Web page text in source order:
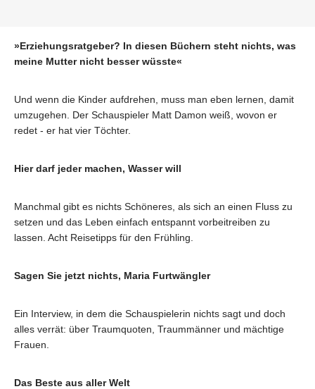
»Erziehungsratgeber? In diesen Büchern steht nichts, was
meine Mutter nicht besser wüsste«
Und wenn die Kinder aufdrehen, muss man eben lernen, damit
umzugehen. Der Schauspieler Matt Damon weiß, wovon er
redet - er hat vier Töchter.
Hier darf jeder machen, Wasser will
Manchmal gibt es nichts Schöneres, als sich an einen Fluss zu
setzen und das Leben einfach entspannt vorbeitreiben zu
lassen. Acht Reisetipps für den Frühling.
Sagen Sie jetzt nichts, Maria Furtwängler
Ein Interview, in dem die Schauspielerin nichts sagt und doch
alles verrät: über Traumquoten, Traummänner und mächtige
Frauen.
Das Beste aus aller Welt